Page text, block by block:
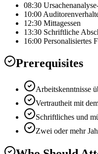
08:30
10:00
12:30 Mittagessen
13:30 Schriftliche
16:00 Personalisiertes
Prerequisites
Arbeitskenntnisse
Vertrautheit mit
Schriftliches und
Zwei oder mehr